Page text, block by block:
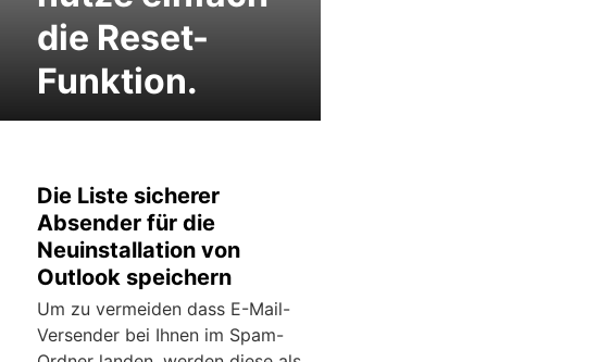
die Reset-
Funktion.
Die Liste sicherer
Absender für die
Neuinstallation von
Outlook speichern
Um zu vermeiden dass E-Mail-
Versender bei Ihnen im Spam-